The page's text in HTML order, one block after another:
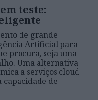
teste:
de grande
Artificial para
procura, seja uma
Uma alternativa
a serviços cloud
de